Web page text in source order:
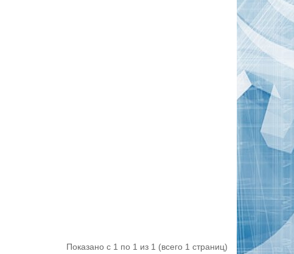
Показано с 1 по 1 из 1 (всего 1 страниц)